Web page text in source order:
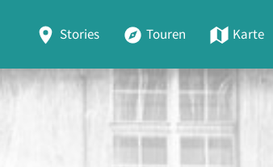
Stories Touren Karte